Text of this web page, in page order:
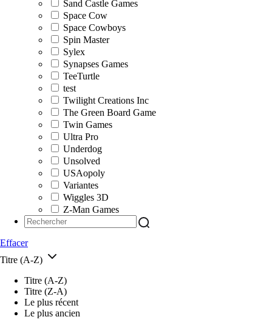
Sand Castle Games
Space Cow
Space Cowboys
Spin Master
Sylex
Synapses Games
TeeTurtle
test
Twilight Creations Inc
The Green Board Game
Twin Games
Ultra Pro
Underdog
Unsolved
USAopoly
Variantes
Wiggles 3D
Z-Man Games
Effacer
Titre (A-Z)
Titre (A-Z)
Titre (Z-A)
Le plus récent
Le plus ancien